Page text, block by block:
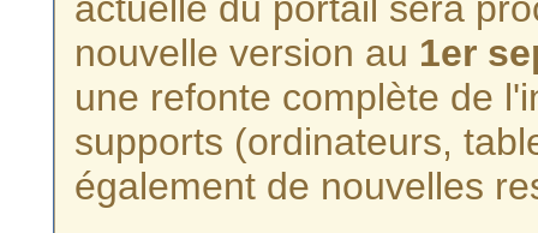
nouvelle version au 1er
une refonte complète de
supports (ordinateurs,
également de nouvelles